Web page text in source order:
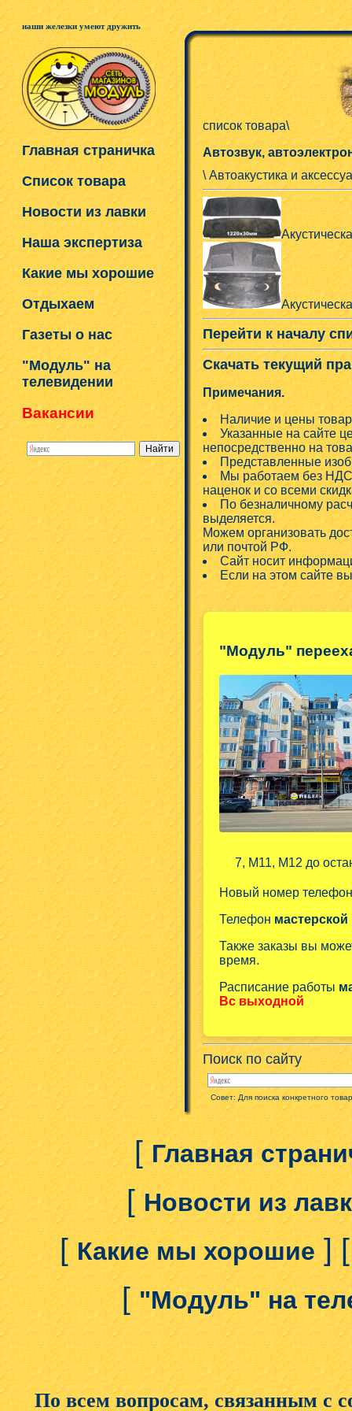
наши железки умеют дружить
Главная страничка
Список товара
Новости из лавки
Наша экспертиза
Какие мы хорошие
Отдыхаем
Газеты о нас
"Модуль" на
телевидении
Вакансии
список товара\
Автозвук,
\ Автоакустика и
Перейти к началу
Скачать текущий
Примечания.
Наличие и цены
Указанные на сайте
непосредственно на
Представленные
Мы работаем без
наценок и со всеми
По безналичному
выделяется.
Можем организовать
или почтой РФ.
Сайт носит
Если на этом сайте
"Модуль"
7, М11, М12 до
Новый номер
Телефон
Также заказы вы
время.
Расписание работы
Вс выходной
Поиск по сайту
Совет: Для поиска конкретного
[Главная
[Новости из
[Какие мы хорошие]
["Модуль" на
По всем вопросам, связанным с